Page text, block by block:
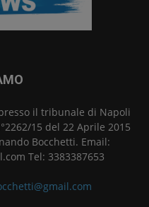
il tribunale di Napoli
15 del 22 Aprile 2015
Bocchetti. Email:
Tel: 3383387653